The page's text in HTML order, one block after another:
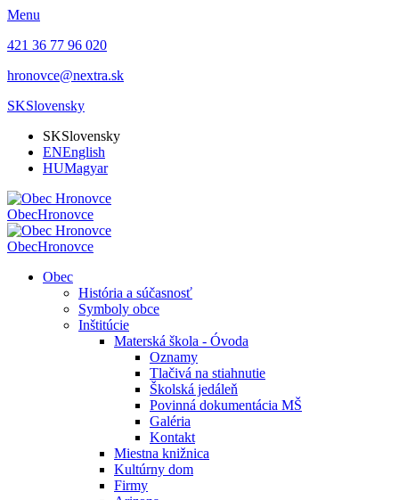
Menu
421 36 77 96 020
hronovce@nextra.sk
SKSlovensky
SKSlovensky
ENEnglish
HUMagyar
ObecHronovce
ObecHronovce
Obec
História a súčasnosť
Symboly obce
Inštitúcie
Materská škola - Óvoda
Oznamy
Tlačivá na stiahnutie
Školská jedáleň
Povinná dokumentácia MŠ
Galéria
Kontakt
Miestna knižnica
Kultúrny dom
Firmy